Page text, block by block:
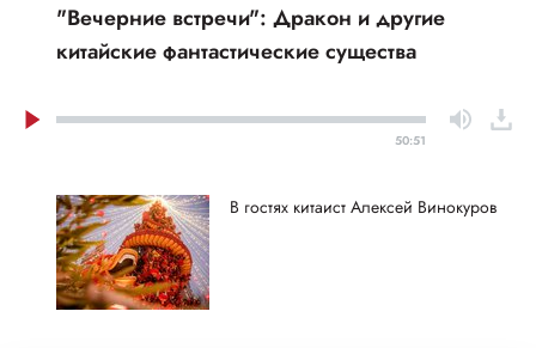
"Вечерние встречи": Дракон и другие
китайские фантастические существа
50:51
В гостях китаист Алексей Винокуров